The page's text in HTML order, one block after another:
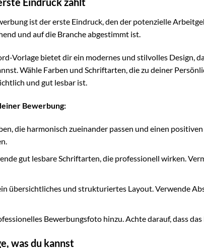
ist der erste Eindruck, den der potenzielle
und auf die Branche abgestimmt ist.
Vorlage bietet dir ein modernes und stilvolles Design,
Wähle Farben und Schriftarten, die zu deiner
und gut lesbar ist.
Bewerbung:
die harmonisch zueinander passen und einen
gut lesbare Schriftarten, die professionell wirken.
übersichtliches und strukturiertes Layout. Verwende
Bewerbungsfoto hinzu. Achte darauf, dass
was du kannst